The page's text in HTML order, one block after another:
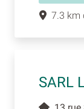
7.3 km
SARL